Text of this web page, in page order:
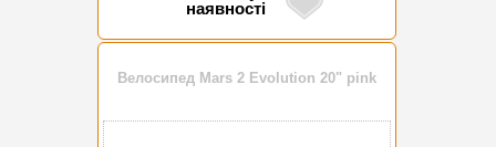
наявності
Велосипед Mars 2 Evolution 20" pink